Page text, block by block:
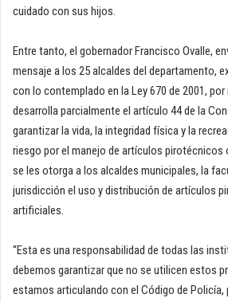
cuidado con sus hijos.
Entre tanto, el gobernador Francisco Ovalle,
mensaje a los 25 alcaldes del departamento,
con lo contemplado en la Ley 670 de 2001,
desarrolla parcialmente el artículo 44 de la
garantizar la vida, la integridad física y la
riesgo por el manejo de artículos pirotécnicos
se les otorga a los alcaldes municipales, la
jurisdicción el uso y distribución de artículos
artificiales.
“Esta es una responsabilidad de todas las
debemos garantizar que no se utilicen estos
estamos articulando con el Código de Policía,